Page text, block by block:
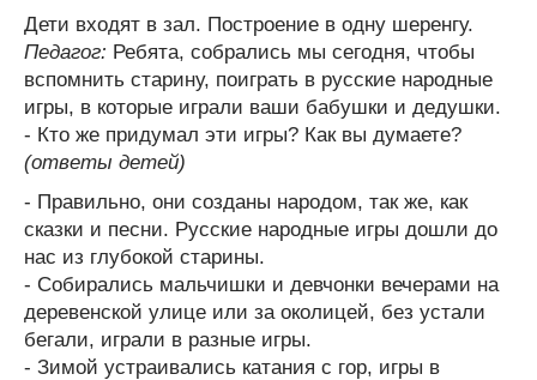
Дети входят в зал. Построение в одну шеренгу.
Педагог: Ребята, собрались мы сегодня, чтобы
вспомнить старину, поиграть в русские народные
игры, в которые играли ваши бабушки и дедушки.
- Кто же придумал эти игры? Как вы думаете?
(ответы детей)
- Правильно, они созданы народом, так же, как
сказки и песни. Русские народные игры дошли до
нас из глубокой старины.
- Собирались мальчишки и девчонки вечерами на
деревенской улице или за околицей, без устали
бегали, играли в разные игры.
- Зимой устраивались катания с гор, игры в